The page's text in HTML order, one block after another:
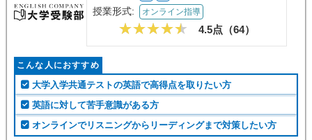
授業形式: オンライン指導
4.5点（64）
こんな人におすすめ
大学入学共通テストの英語で高得点を取りたい方
英語に対して苦手意識がある方
オンラインでリスニングからリーディングまで対策したい方